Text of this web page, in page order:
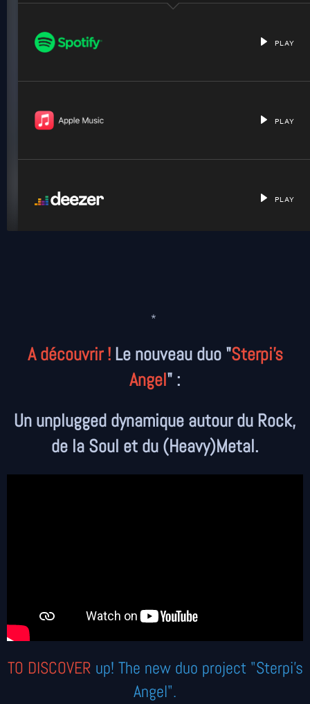
*
A découvrir !Le nouveau duo "Sterpi's
Angel" :
Un unplugged dynamique autour du Rock,
de la Soul et du (Heavy)Metal.
TO DISCOVER up! The new duo project "Sterpi's
Angel".